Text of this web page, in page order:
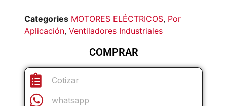
Categories MOTORES ELÉCTRICOS, Por
Aplicación, Ventiladores Industriales
COMPRAR
Cotizar
whatsapp